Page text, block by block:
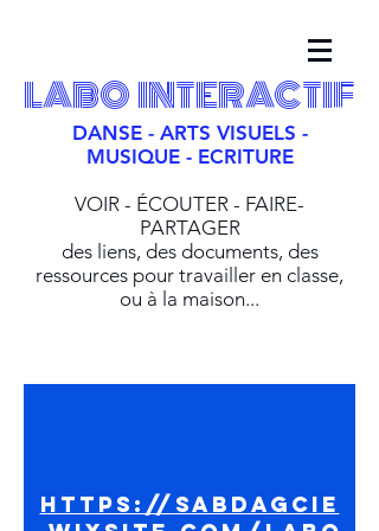
LABO INTERACTIF
DANSE - ARTS VISUELS -
MUSIQUE - ECRITURE
VOIR - ÉCOUTER - FAIRE-
PARTAGER
des liens, des documents, des
ressources pour travailler en classe,
ou à la maison...
https://sabdagcie